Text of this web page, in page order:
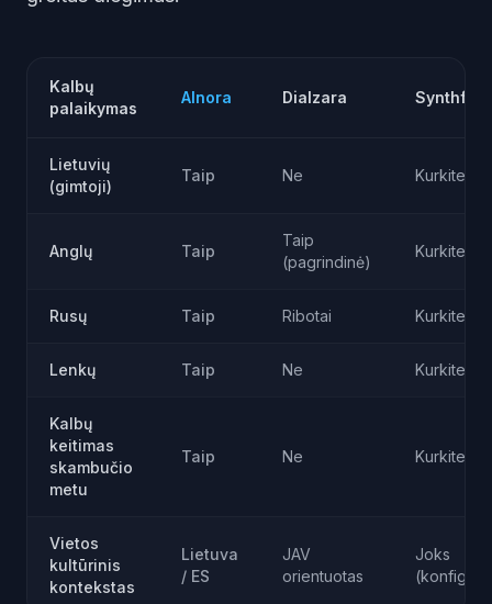
Kalbų
palaikymas
AInora Dialzara
Lietuvių
(gimtoji)
Taip Ne Kurkite
Anglų Taip
Taip
(pagrindinė)
Kurkite
Rusų Taip Ribotai Kurkite
Lenkų Taip Ne Kurkite
Kalbų
keitimas
skambučio
metu
Taip Ne Kurkite
Vietos
kultūrinis
kontekstas
Lietuva
/ ES
JAV
orientuotas
Joks